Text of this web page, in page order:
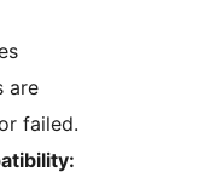
are
failed.